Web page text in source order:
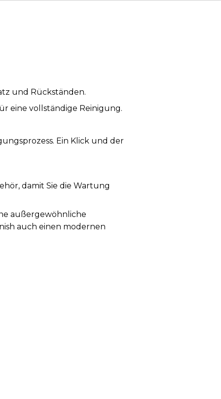
und Rückständen.
eine vollständige Reinigung.
Ein Klick und der
damit Sie die Wartung
außergewöhnliche
auch einen modernen